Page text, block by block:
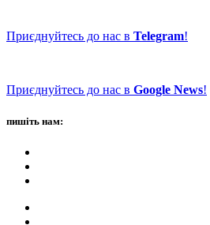
Приєднуйтесь до нас в Telegram!
Приєднуйтесь до нас в Google News!
пишіть нам: